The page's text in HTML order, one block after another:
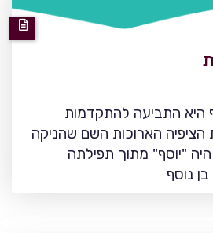
היא התביעה להתקדמות
הארוכות השם שהניקה
"יוסף" מתוך תפילתה
נוסף